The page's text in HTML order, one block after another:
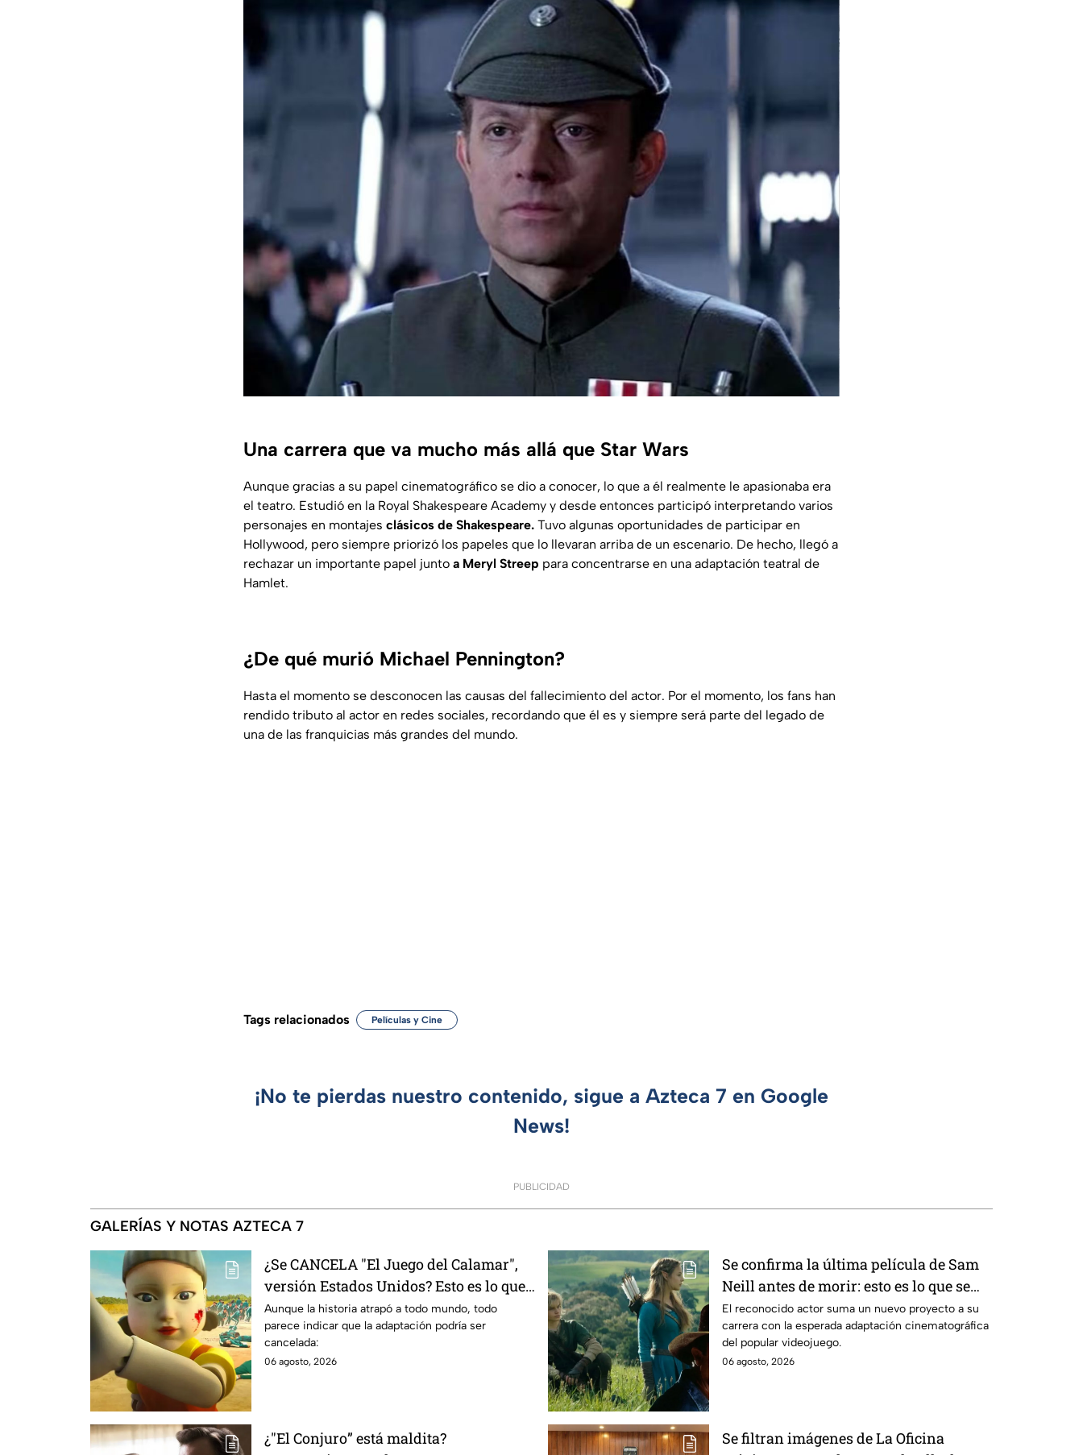
Una carrera que va mucho más allá que Star Wars
Aunque gracias a su papel cinematográfico se dio a conocer, lo que a él realmente le apasionaba era
el teatro. Estudió en la Royal Shakespeare Academy y desde entonces participó interpretando varios
personajes en montajes clásicos de Shakespeare. Tuvo algunas oportunidades de participar en
Hollywood, pero siempre priorizó los papeles que lo llevaran arriba de un escenario. De hecho, llegó a
rechazar un importante papel junto a Meryl Streep para concentrarse en una adaptación teatral de
Hamlet.
¿De qué murió Michael Pennington?
Hasta el momento se desconocen las causas del fallecimiento del actor. Por el momento, los fans han
rendido tributo al actor en redes sociales, recordando que él es y siempre será parte del legado de
una de las franquicias más grandes del mundo.
Tags relacionados Películas y Cine
¡No te pierdas nuestro contenido, sigue a Azteca 7 en Google
News!
PUBLICIDAD
GALERÍAS Y NOTAS AZTECA 7
¿Se CANCELA "El Juego del Calamar",
versión Estados Unidos? Esto es lo que
se sabe al momento
Aunque la historia atrapó a todo mundo, todo
parece indicar que la adaptación podría ser
cancelada:
06 agosto, 2026
Se confirma la última película de Sam
Neill antes de morir: esto es lo que se
sabe hasta ahora
El reconocido actor suma un nuevo proyecto a su
carrera con la esperada adaptación cinematográfica
del popular videojuego.
06 agosto, 2026
¿"El Conjuro” está maldita?
Se filtran imágenes de La Oficina